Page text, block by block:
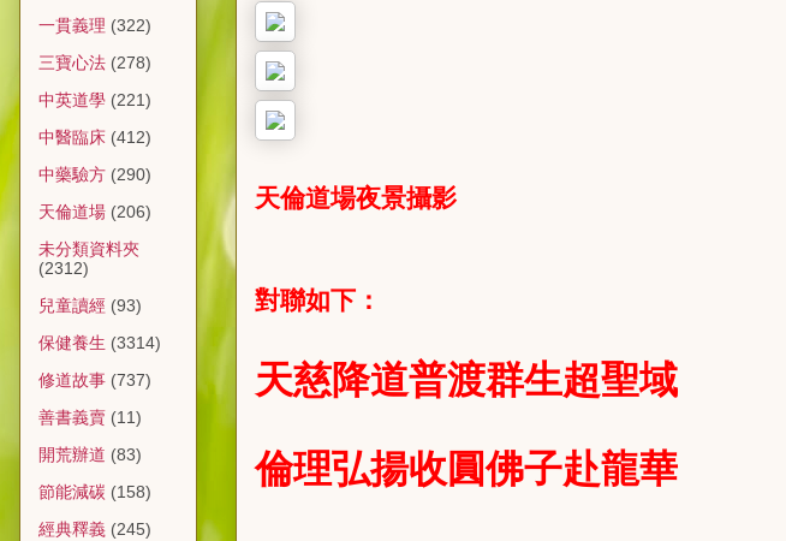
天倫道場夜景攝影
對聯如下：
天慈降道普渡群生超聖域
倫理弘揚收圓佛子赴龍華
一貫義理 (322)
三寶心法 (278)
中英道學 (221)
中醫臨床 (412)
中藥驗方 (290)
天倫道場 (206)
未分類資料夾
(2312)
兒童讀經 (93)
保健養生 (3314)
修道故事 (737)
善書義賣 (11)
開荒辦道 (83)
節能減碳 (158)
經典釋義 (245)